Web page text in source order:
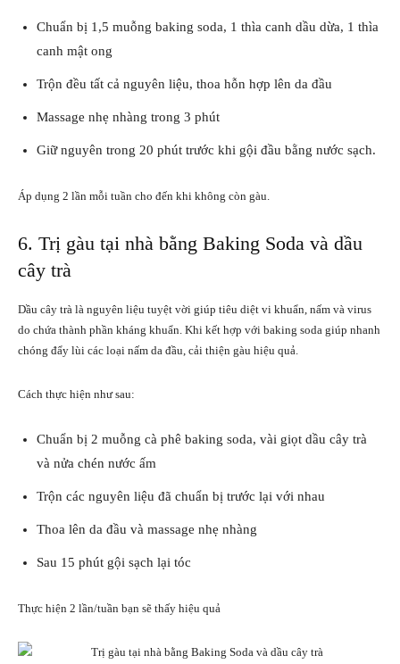
Chuẩn bị 1,5 muỗng baking soda, 1 thìa canh dầu dừa, 1 thìa
canh mật ong
Trộn đều tất cả nguyên liệu, thoa hỗn hợp lên da đầu
Massage nhẹ nhàng trong 3 phút
Giữ nguyên trong 20 phút trước khi gội đầu bằng nước sạch.
Áp dụng 2 lần mỗi tuần cho đến khi không còn gàu.
6. Trị gàu tại nhà bằng Baking Soda và dầu
cây trà
Dầu cây trà là nguyên liệu tuyệt vời giúp tiêu diệt vi khuẩn, nấm và virus
do chứa thành phần kháng khuẩn. Khi kết hợp với baking soda giúp nhanh
chóng đẩy lùi các loại nấm da đầu, cải thiện gàu hiệu quả.
Cách thực hiện như sau:
Chuẩn bị 2 muỗng cà phê baking soda, vài giọt dầu cây trà
và nửa chén nước ấm
Trộn các nguyên liệu đã chuẩn bị trước lại với nhau
Thoa lên da đầu và massage nhẹ nhàng
Sau 15 phút gội sạch lại tóc
Thực hiện 2 lần/tuần bạn sẽ thấy hiệu quả